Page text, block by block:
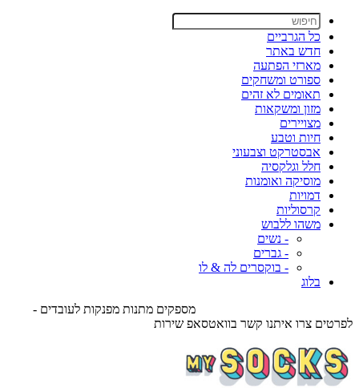
כל הגרביים
חדש באתר
מארזי הפתעה
ספורט ומשחקים
תאומים לא זהים
מזון ומשקאות
מצויירים
חיות וטבע
אבסטרקט וצבעוני
חלל וגלקסיה
מוסיקה ואומנות
דמויות
קרסוליות
משהו ללבוש
- נשים
- גברים
- בוקסרים לה & לו
בלוג
מספקים מתנות מפנקות לעובדים -
לפרטים צרו איתנו קשר בוואטסאפ שירות